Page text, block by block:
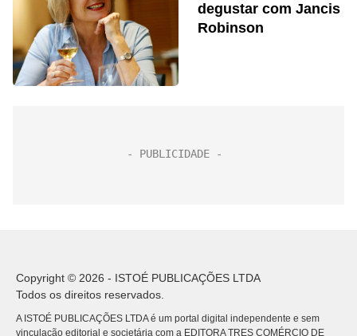
degustar com Jancis
Robinson
Copyright © 2026 - ISTOÉ PUBLICAÇÕES LTDA
Todos os direitos reservados.
A ISTOÉ PUBLICAÇÕES LTDA é um portal digital independente e sem
vinculação editorial e societária com a EDITORA TRES COMÉRCIO DE